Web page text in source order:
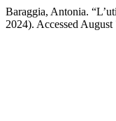
Baraggia, Antonia.
2024). Accessed